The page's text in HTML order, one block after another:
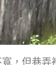
，但巷弄